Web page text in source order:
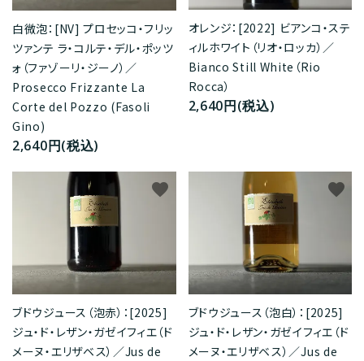
白微泡：[NV] プロセッコ・フリッ
ツァンテ ラ・コルテ・デル・ポッツ
ォ（ファゾーリ・ジーノ）／
Prosecco Frizzante La
Corte del Pozzo (Fasoli
Gino)
2,640円(税込)
オレンジ：[2022] ビアンコ・ステ
ィルホワイト（リオ・ロッカ）／
Bianco Still White（Rio
Rocca）
2,640円(税込)
ブドウジュース（泡赤）：[2025]
ジュ・ド・レザン・ガゼイフィエ（ド
メーヌ・エリザベス）／Jus de
favorite
ブドウジュース（泡白）：[2025]
ジュ・ド・レザン・ガゼイフィエ（ド
メーヌ・エリザベス）／Jus de
favorite